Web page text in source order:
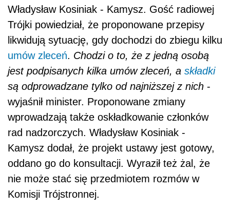
Władysław Kosiniak - Kamysz. Gość radiowej
Trójki powiedział, że proponowane przepisy
likwidują sytuację, gdy dochodzi do zbiegu kilku
umów zleceń. Chodzi o to, że z jedną osobą
jest podpisanych kilka umów zleceń, a składki
są odprowadzane tylko od najniższej z nich -
wyjaśnił minister. Proponowane zmiany
wprowadzają także oskładkowanie członków
rad nadzorczych. Władysław Kosiniak -
Kamysz dodał, że projekt ustawy jest gotowy,
oddano go do konsultacji. Wyraził też żal, że
nie może stać się przedmiotem rozmów w
Komisji Trójstronnej.